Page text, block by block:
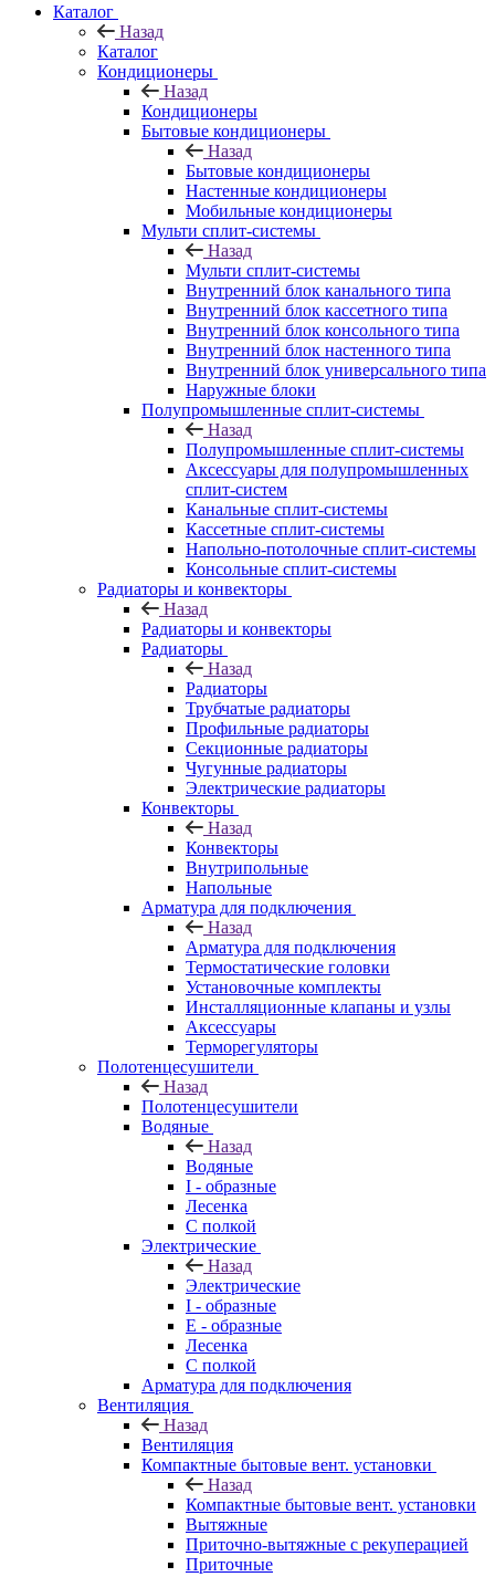
Каталог
Назад
Каталог
Кондиционеры
Назад
Кондиционеры
Бытовые кондиционеры
Назад
Бытовые кондиционеры
Настенные кондиционеры
Мобильные кондиционеры
Мульти сплит-системы
Назад
Мульти сплит-системы
Внутренний блок канального типа
Внутренний блок кассетного типа
Внутренний блок консольного типа
Внутренний блок настенного типа
Внутренний блок универсального типа
Наружные блоки
Полупромышленные сплит-системы
Назад
Полупромышленные сплит-системы
Аксессуары для полупромышленных
сплит-систем
Канальные сплит-системы
Кассетные сплит-системы
Напольно-потолочные сплит-системы
Консольные сплит-системы
Радиаторы и конвекторы
Назад
Радиаторы и конвекторы
Радиаторы
Назад
Радиаторы
Трубчатые радиаторы
Профильные радиаторы
Секционные радиаторы
Чугунные радиаторы
Электрические радиаторы
Конвекторы
Назад
Конвекторы
Внутрипольные
Напольные
Арматура для подключения
Назад
Арматура для подключения
Термостатические головки
Установочные комплекты
Инсталляционные клапаны и узлы
Аксессуары
Терморегуляторы
Полотенцесушители
Назад
Полотенцесушители
Водяные
Назад
Водяные
I - образные
Лесенка
С полкой
Электрические
Назад
Электрические
I - образные
E - образные
Лесенка
С полкой
Арматура для подключения
Вентиляция
Назад
Вентиляция
Компактные бытовые вент. установки
Назад
Компактные бытовые вент. установки
Вытяжные
Приточно-вытяжные с рекуперацией
Приточные